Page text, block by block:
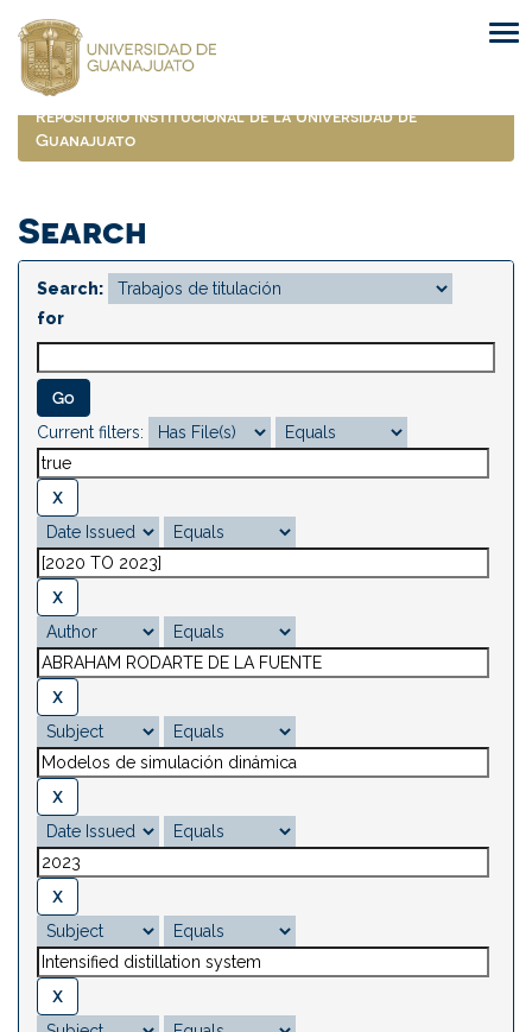
navigation
Repositorio Institucional de la Universidad de
Guanajuato
Search
Search:
for
Current filters: